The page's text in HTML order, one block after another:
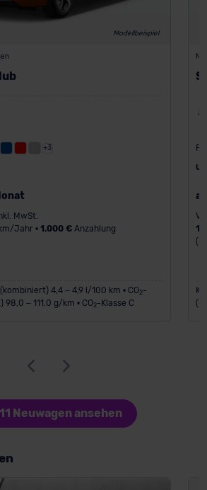
Modellbeispiel
+3
MwSt.
Jahr • 1.000 €Anzahlung
4,4 – 4,9 l/100 km • CO2-
– 111,0 g/km • CO2-Klasse C
18
Neuwagen ansehen